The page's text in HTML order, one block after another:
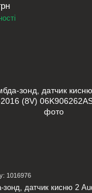
1016976
зонд, датчик кисню 2